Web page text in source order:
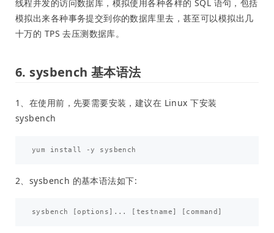
线程并发的访问数据库，模拟使用各种各样的 SQL 语句，包括
模拟出来各种事务提交到你的数据库里去，甚至可以模拟出几
十万的 TPS 去压测数据库。
6. sysbench 基本语法
1、在使用前，先要需要安装，建议在 Linux 下安装
sysbench
2、sysbench 的基本语法如下: